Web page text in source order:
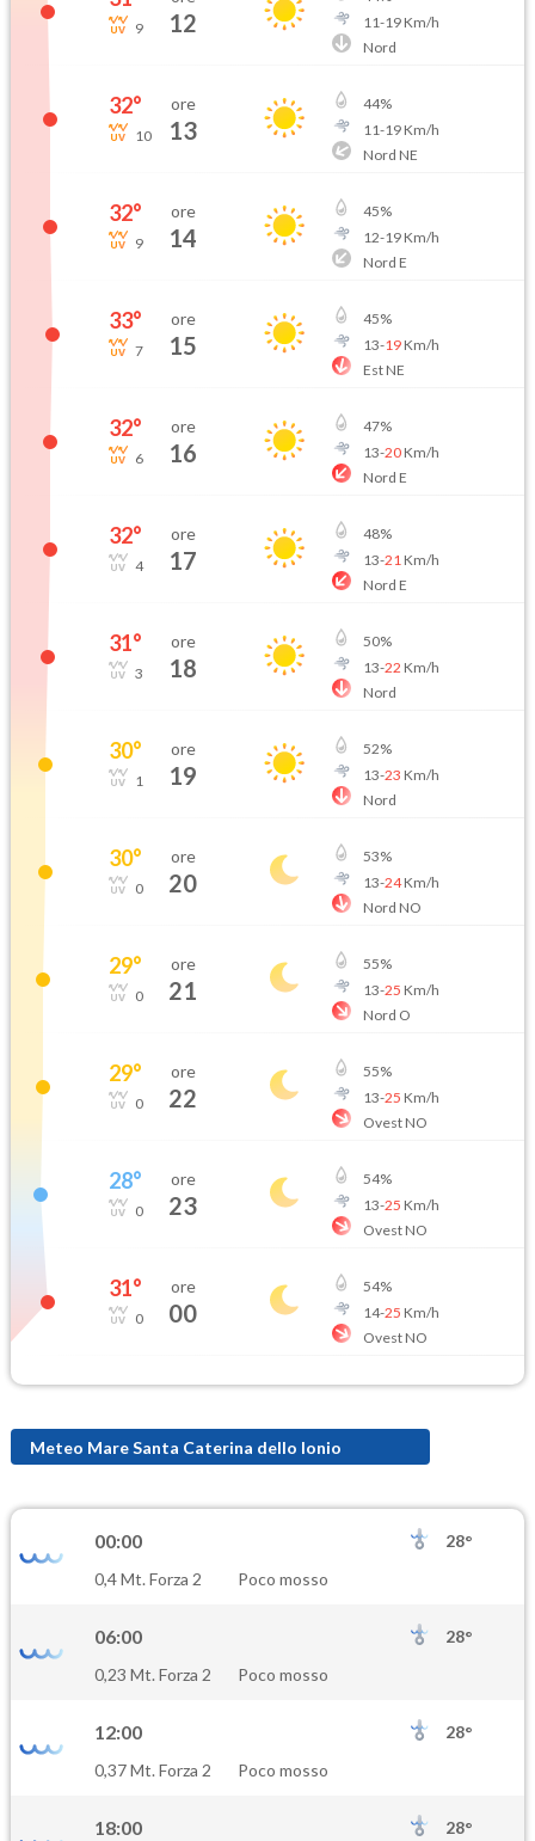
9 12
11-19Km/h
Nord
32°
10
ore
13
44%
11-19Km/h
Nord NE
32°
9
ore
14
45%
12-19Km/h
Nord E
33°
7
ore
15
45%
13-19Km/h
Est NE
32°
6
ore
16
47%
13-20Km/h
Nord E
32°
4
ore
17
48%
13-21 Km/h
Nord E
31°
3
ore
18
50%
13-22 Km/h
Nord
30°
1
ore
19
52%
13-23 Km/h
Nord
30°
0
ore
20
53%
13-24Km/h
Nord NO
29°
0
ore
21
55%
13-25 Km/h
Nord O
29°
0
ore
22
55%
13-25 Km/h
Ovest NO
28°
0
ore
23
54%
13-25 Km/h
Ovest NO
31°
0
ore
00
54%
14-25 Km/h
Ovest NO
Meteo Mare Santa Caterina dello Ionio
00:00
28°
0,4 Mt. Forza 2
Poco mosso
06:00
28°
0,23 Mt. Forza 2
Poco mosso
12:00
28°
0,37 Mt. Forza 2
Poco mosso
18:00
28°